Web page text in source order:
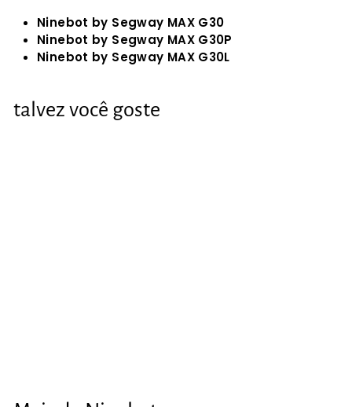
Ninebot by Segway MAX G30
Ninebot by Segway MAX G30P
Ninebot by Segway MAX G30L
talvez você goste
0